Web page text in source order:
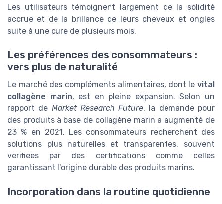
Les utilisateurs témoignent largement de la solidité
accrue et de la brillance de leurs cheveux et ongles
suite à une cure de plusieurs mois.
Les préférences des consommateurs :
vers plus de naturalité
Le marché des compléments alimentaires, dont le vital
collagène marin, est en pleine expansion. Selon un
rapport de Market Research Future, la demande pour
des produits à base de collagène marin a augmenté de
23 % en 2021. Les consommateurs recherchent des
solutions plus naturelles et transparentes, souvent
vérifiées par des certifications comme celles
garantissant l'origine durable des produits marins.
Incorporation dans la routine quotidienne